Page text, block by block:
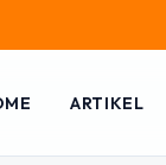
ARTIKEL